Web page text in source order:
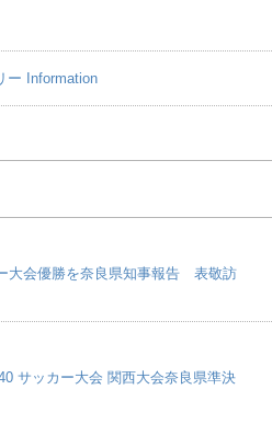
ー Information
大会優勝を奈良県知事報告 表敬訪
サッカー大会 関西大会奈良県準決